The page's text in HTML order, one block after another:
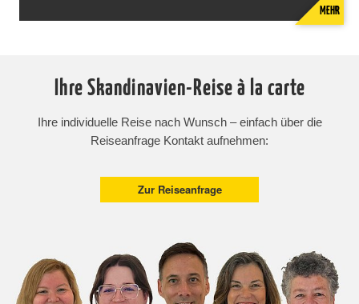
MEHR
Ihre Skandinavien-Reise à la carte
Ihre individuelle Reise nach Wunsch – einfach über die
Reiseanfrage Kontakt aufnehmen:
Zur Reiseanfrage